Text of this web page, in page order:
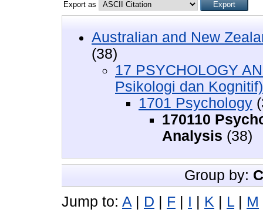
Export as
Australian and New
(38)
17 PSYCHOLOGY
Psikologi dan Kognitif)
1701 Psychology
170110
Analysis (38)
Group by:
Jump to: A | D | F | I | K | L | M